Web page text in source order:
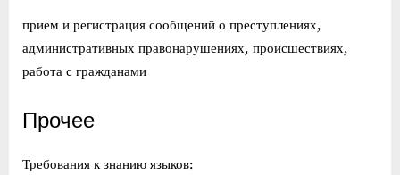
прием и регистрация сообщений о преступлениях,
административных правонарушениях, происшествиях,
работа с гражданами
Прочее
Требования к знанию языков: